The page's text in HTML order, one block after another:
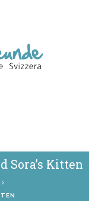
Sora’s Kitten